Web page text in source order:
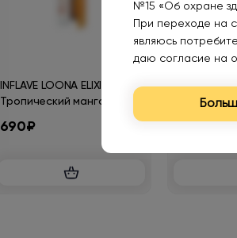
INFLAVE LOONA ELIXIR
Тропический манго
690₽
INFLAVE
Сочное
№15 «Об охране
При переходе на
являюсь
даю согласие на